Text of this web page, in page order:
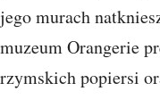
jego murach
muzeum Orangerie
rzymskich popiersi